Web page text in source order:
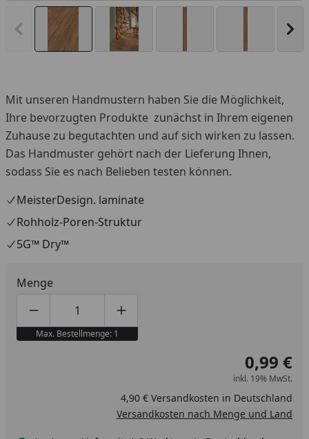
Vorheriges Bild anzeigen
Mit unseren Handmustern haben Sie die Möglichkeit,
Ihre bevorzugten Produkte zunächst in Ihrem eigenen
Zuhause zu begutachten und auf sich wirken zu lassen.
Das Handmuster gehört nach der Lieferung Ihnen,
sodass Sie es nach Belieben testen können.
MeisterDesign. laminate
Rohholz-Poren-Struktur
5G™ Dry™
Menge
Produktmenge um eins verringern
Produktmenge manuell eingeben
Produktmenge um eins erhöhen
Max. Bestellmenge: 1
0,99 €
inkl. 19% MwSt.
4,90 € Versandkosten in Deutschland
Versandkosten nach Menge und Land